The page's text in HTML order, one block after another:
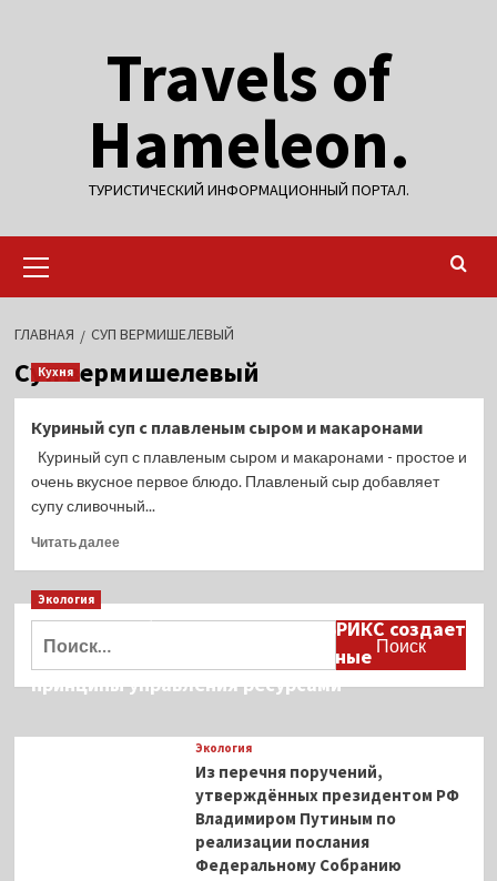
Travels of
Hameleon.
ТУРИСТИЧЕСКИЙ ИНФОРМАЦИОННЫЙ ПОРТАЛ.
меню
ГЛАВНАЯ СУП ВЕРМИШЕЛЕВЫЙ
Суп вермишелевый
Кухня
Куриный суп с плавленым сыром и макаронами
Куриный суп с плавленым сыром и макаронами - простое и
очень вкусное первое блюдо. Плавленый сыр добавляет
супу сливочный...
Читать далееПрочитать
Куриный
суп
плавленым
сыром
Экология
Дмитрий Кобылкин: площадка БРИКС создает
возможность сформировать единые
принципы управления ресурсами
Экология
Из перечня поручений,
утверждённых президентом РФ
Владимиром Путиным по
реализации послания
Федеральному Собранию